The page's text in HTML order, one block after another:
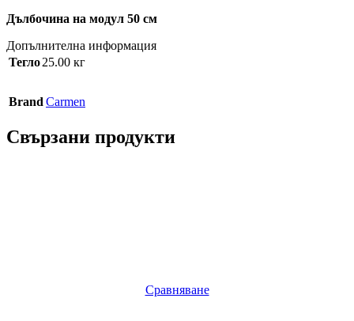
Дълбочина на модул 50 см
Допълнителна информация
Тегло25.00 кг
Brand Carmen
Свързани продукти
Сравняване